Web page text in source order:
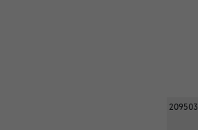
209503